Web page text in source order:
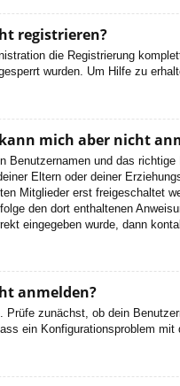
registrieren?
die Registrierung
wurden. Um Hilfe zu
mich aber nicht
Benutzernamen und das
Eltern oder deiner
Mitglieder erst freigeschaltet
den dort enthaltenen
eingegeben wurde, dann
anmelden?
Prüfe zunächst, ob dein
ein Konfigurationsproblem